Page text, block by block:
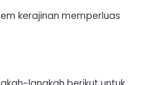
kerajinan memperluas